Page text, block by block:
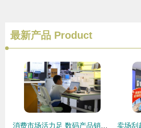
最新产品 Product